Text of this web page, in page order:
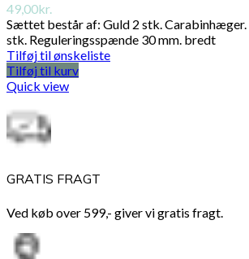
49,00kr.
Sættet består af: Guld 2 stk. Carabinhæger.
stk. Reguleringsspænde 30 mm. bredt
Tilføj til ønskeliste
Tilføj til kurv
Quick view
GRATIS FRAGT
Ved køb over 599,- giver vi gratis fragt.